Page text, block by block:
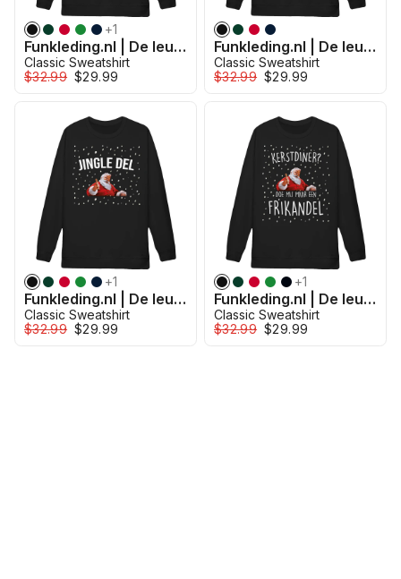
+1
Funkleding.nl | De leukste kleding voor jou - Frikandellen Lach
Classic Sweatshirt
$32.99 $29.99
Funkleding.nl | De leukste kleding voor jou - Frikandel Fruit
Classic Sweatshirt
$32.99 $29.99
+1
Funkleding.nl | De leukste kleding voor jou - Jingle Del
Classic Sweatshirt
$32.99 $29.99
+1
Funkleding.nl | De leukste kleding voor jou - Kerstdiner Frikandel
Classic Sweatshirt
$32.99 $29.99